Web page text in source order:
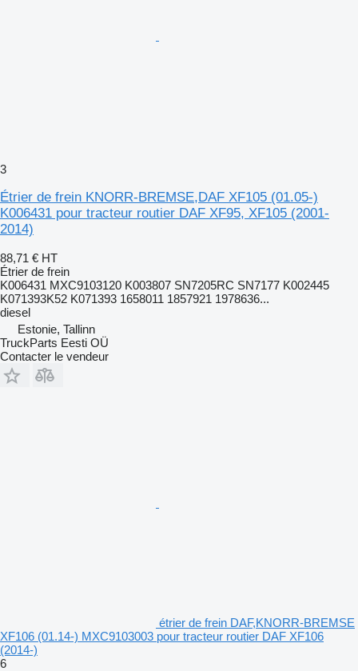
3
Étrier de frein KNORR-BREMSE,DAF XF105 (01.05-)
K006431 pour tracteur routier DAF XF95, XF105 (2001-
2014)
88,71 € HT
Étrier de frein
K006431 MXC9103120 K003807 SN7205RC SN7177 K002445
K071393K52 K071393 1658011 1857921 1978636...
diesel
Estonie, Tallinn
TruckParts Eesti OÜ
Contacter le vendeur
étrier de frein DAF,KNORR-BREMSE
XF106 (01.14-) MXC9103003 pour tracteur routier DAF XF106
(2014-)
6